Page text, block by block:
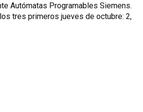
Autómatas Programables Siemens.
tres primeros jueves de octubre: 2,